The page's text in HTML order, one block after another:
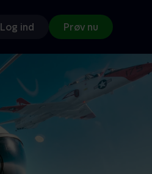
Log ind Prøv nu